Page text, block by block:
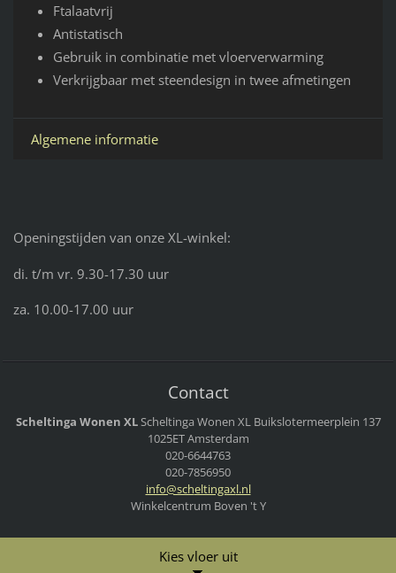
Ftalaatvrij
Antistatisch
Gebruik in combinatie met vloerverwarming
Verkrijgbaar met steendesign in twee afmetingen
Algemene informatie
Openingstijden van onze XL-winkel:
di. t/m vr. 9.30-17.30 uur
za. 10.00-17.00 uur
Contact
Scheltinga Wonen XLScheltinga Wonen XLBuikslotermeerplein 137
1025ET Amsterdam
020-6644763
020-7856950
info@scheltingaxl.nl
Winkelcentrum Boven 't Y
Kies vloer uit